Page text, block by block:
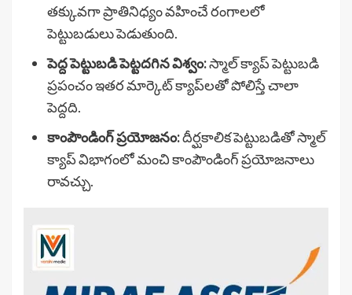
తక్కువగా ప్రాతినిధ్యం వహించే రంగాలలో
పెట్టుబడులు పెడుతుంది.
పెద్ద పెట్టుబడి పెట్టదగిన విశ్వం:స్మాల్ క్యాప్ పెట్టుబడి
ప్రపంచం ఇతర మార్కెట్ క్యాప్‌లతో పోలిస్తే చాలా
పెద్దది.
కాంపౌండింగ్ ప్రయోజనం:దీర్ఘకాలిక పెట్టుబడితో స్మాల్
క్యాప్ విభాగంలో మంచి కాంపౌండింగ్ ప్రయోజనాలు
రావచ్చు.